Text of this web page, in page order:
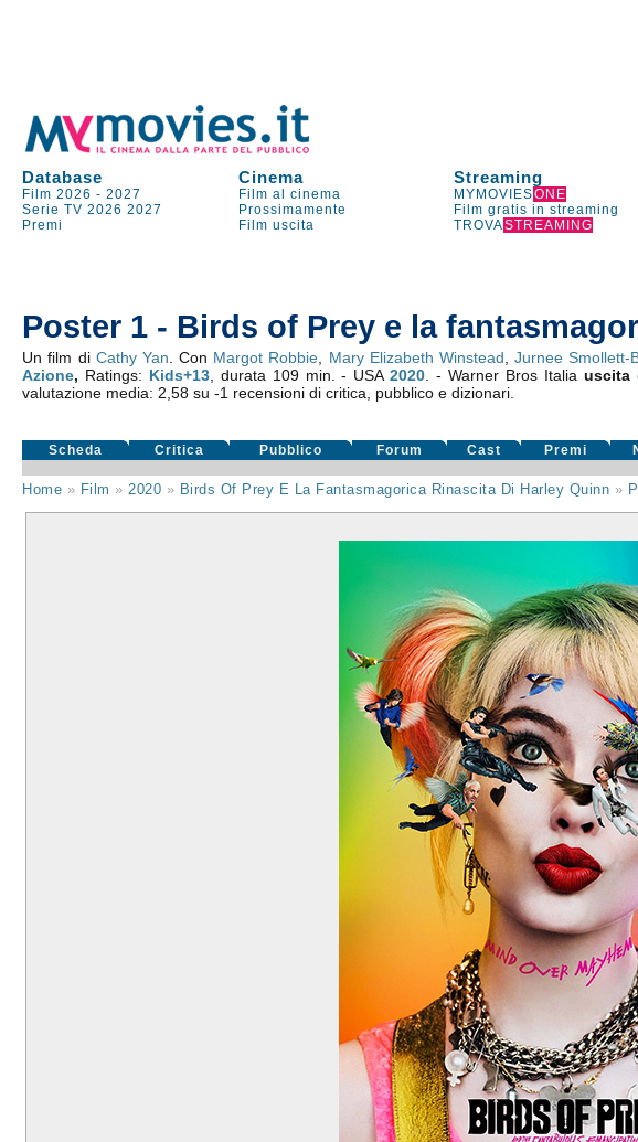
Database Cinema Streaming
Film 2026 -2027 Film al cinema MYMOVIESONE
Serie TV 2026 2027 Prossimamente Film gratis in streaming
Premi
Film uscita TROVASTREAMING
Poster 1 - Birds of Prey e la
Un film di Cathy Yan . Con Margot Robbie Mary Elizabeth Winstead ,Jurnee Smollett-
Azione, Ratings: Kids+13, durata 109 min. - USA2020 . - Warner Bros Italia uscita
valutazione media: 2,58 su-1 recensioni di critica, pubblico e dizionari.
Scheda Critica Pubblico Forum Cast Premi
Home » Film » 2020 » Birds Of Prey E La Fantasmagorica Rinascita Di Harley Quinn »